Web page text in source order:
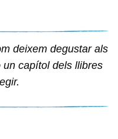
deixem degustar als
capítol dels llibres